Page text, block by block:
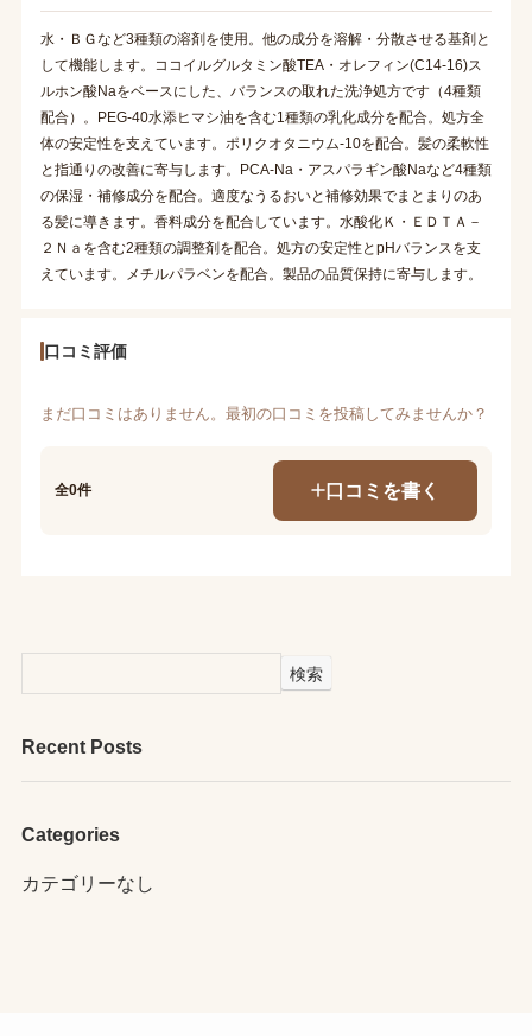
水・ＢＧなど3種類の溶剤を使用。他の成分を溶解・分散させる基剤と
して機能します。ココイルグルタミン酸TEA・オレフィン(C14-16)ス
ルホン酸Naをベースにした、バランスの取れた洗浄処方です（4種類
配合）。PEG-40水添ヒマシ油を含む1種類の乳化成分を配合。処方全
体の安定性を支えています。ポリクオタニウム-10を配合。髪の柔軟性
と指通りの改善に寄与します。PCA-Na・アスパラギン酸Naなど4種類
の保湿・補修成分を配合。適度なうるおいと補修効果でまとまりのあ
る髪に導きます。香料成分を配合しています。水酸化Ｋ・ＥＤＴＡ－
２Ｎａを含む2種類の調整剤を配合。処方の安定性とpHバランスを支
えています。メチルパラベンを配合。製品の品質保持に寄与します。
口コミ評価
まだ口コミはありません。最初の口コミを投稿してみませんか？
全0件 口コミを書く
検索
Recent Posts
Categories
カテゴリーなし